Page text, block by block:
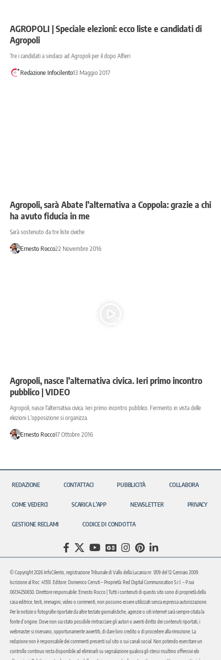
AGROPOLI | Speciale elezioni: ecco liste e candidati di
Agropoli
Tre i candidati a sindaco ad Agropoli per il dopo Alfieri
Redazione Infocilento13 Maggio 2017
Agropoli, sarà Abate l’alternativa a Coppola: grazie a chi
ha avuto fiducia in me
Sarà sostenuto da tre liste civiche
Ernesto Rocco22 Novembre 2016
Agropoli, nasce l’alternativa civica. Ieri primo incontro
pubblico | VIDEO
Agropoli, nasce l'alternativa civica. Ieri primo incontro pubblico. Fermento in vista delle
elezioni L'opposizione si organizza.
Ernesto Rocco17 Ottobre 2016
REDAZIONE CONTATTACI PUBBLICITÀ COLLABORA
COME VEDERCI SCARICA L’APP NEWSLETTER PRIVACY
GESTIONE RECLAMI CODICE DI CONDOTTA
© Copyright 2026 InfoCilento, registrazione Tribunale di Vallo della Lucania nr. 1/09 del 12 Gennaio 2009.
Iscrizione al Roc: 41551. Editore: Domenico Cerruti – Proprietà: Red Digital Communication S.r.l. – P.iva
06134250650. Direttore responsabile: Ernesto Rocco | Tutti i contenuti di questo sito sono di proprietà della
casa editrice, testi, immagini, video o commenti, non possono essere utilizzati senza espressa autorizzazione.
Per le notizie o fotografie riportate da altre testate giornalistiche, agenzie o siti internet sarà sempre citata la
fonte d’origine. Dove non sia stato possibile rintracciare gli autori o aventi diritto dei contenuti riportati, i
webmaster si riservano, opportunamente avvertiti, di dare loro credito o di procedere alla rimozione. La
redazione non è responsabile dei commenti presenti sul sito o sui canali social. Non potendo esercitare un
controllo continuo resta disponibile ad eliminarli su segnalazione qualora gli stessi risultino offensivi e/o